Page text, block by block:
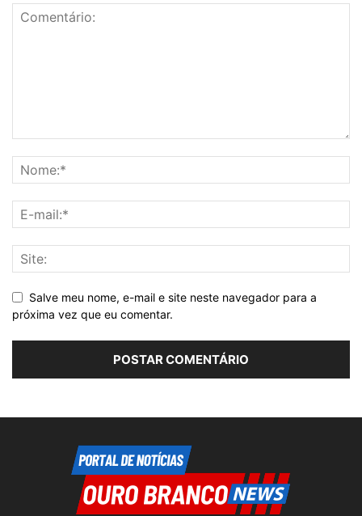
Salve meu nome, e-mail e site neste navegador para a
próxima vez que eu comentar.